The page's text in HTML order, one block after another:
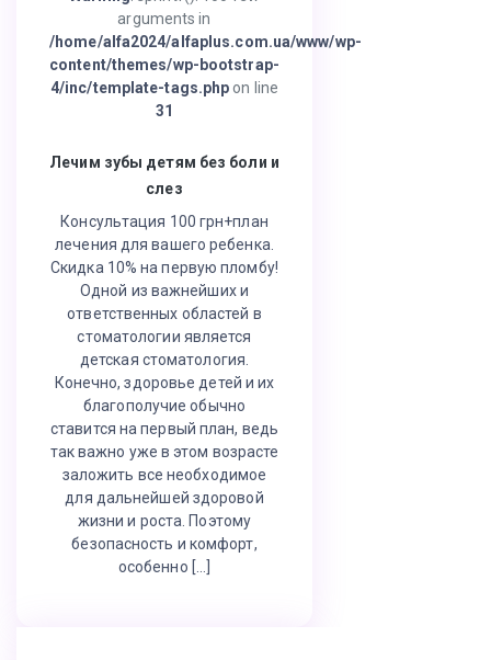
arguments in
/home/alfa2024/alfaplus.com.ua/www/wp-
content/themes/wp-bootstrap-
4/inc/template-tags.php on line
31
Лечим зубы детям без боли и
слез
Консультация 100 грн+план
лечения для вашего ребенка.
Скидка 10% на первую пломбу!
Одной из важнейших и
ответственных областей в
стоматологии является
детская стоматология.
Конечно, здоровье детей и их
благополучие обычно
ставится на первый план, ведь
так важно уже в этом возрасте
заложить все необходимое
для дальнейшей здоровой
жизни и роста. Поэтому
безопасность и комфорт,
особенно […]